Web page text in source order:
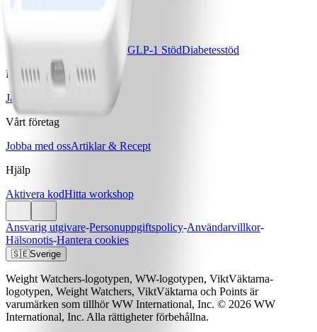
GLP-1 StödDiabetesstöd
Priser & Erbjudanden
Jämför program & priser
Vårt företag
Jobba med ossArtiklar & Recept
Hjälp
Aktivera kodHitta workshop
Ansvarig utgivare-Personuppgiftspolicy-Användarvillkor-
Hälsonotis-Hantera cookies
🇸🇪Sverige
Weight Watchers-logotypen, WW-logotypen, ViktVäktarna-
logotypen, Weight Watchers, ViktVäktarna och Points är
varumärken som tillhör WW International, Inc. © 2026 WW
International, Inc. Alla rättigheter förbehållna.